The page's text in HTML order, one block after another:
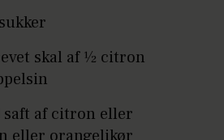
skal af 1⁄2 citron
saft af citron eller